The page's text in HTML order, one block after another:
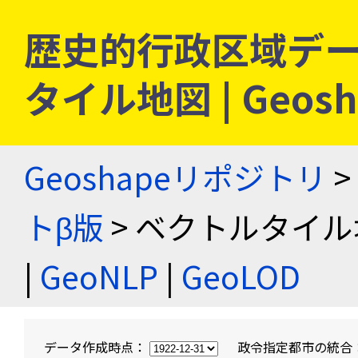
歴史的行政区域デ
タイル地図 |
Geoshapeリポジトリ >
トβ版 > ベクトルタイ
| GeoNLP | GeoLOD
データ作成時点： 政令指定都市の統